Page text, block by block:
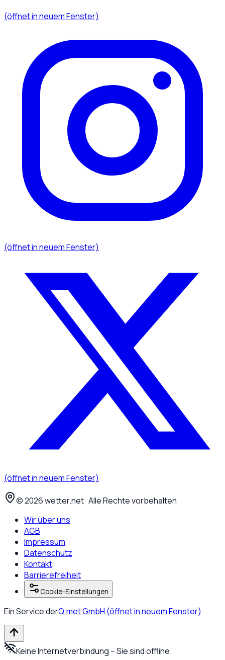
(öffnet in neuem Fenster)
(öffnet in neuem Fenster)
(öffnet in neuem Fenster)
©2026wetter.net · Alle Rechte vorbehalten
Wir über uns
AGB
Impressum
Datenschutz
Kontakt
Barrierefreiheit
Cookie-Einstellungen
Ein Service derQ.met GmbH (öffnet in neuem Fenster)
Keine Internetverbindung – Sie sind offline.